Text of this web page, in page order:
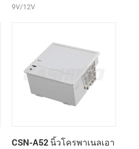
9V/12V
CSN-A52 นิ้วโครพาเนลเอา